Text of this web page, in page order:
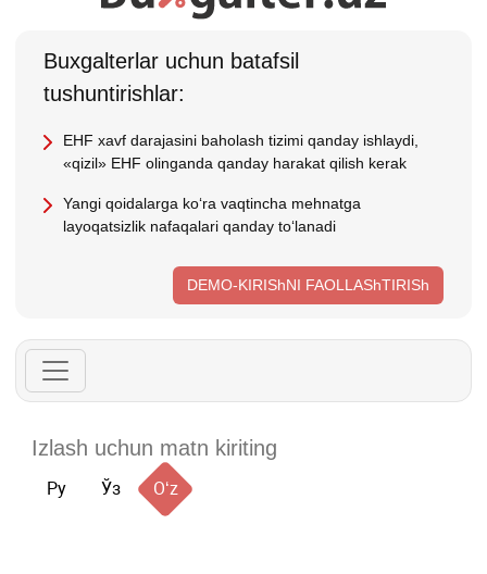
Buхgalterlar uchun batafsil
tushuntirishlar:
EHF хavf darajasini baholash tizimi qanday ishlaydi,
«qizil» EHF olinganda qanday harakat qilish kerak
Yangi qoidalarga koʻra vaqtincha mehnatga
layoqatsizlik nafaqalari qanday toʻlanadi
DEMO-KIRIShNI FAOLLAShTIRISh
Ру Ўз Oʻz